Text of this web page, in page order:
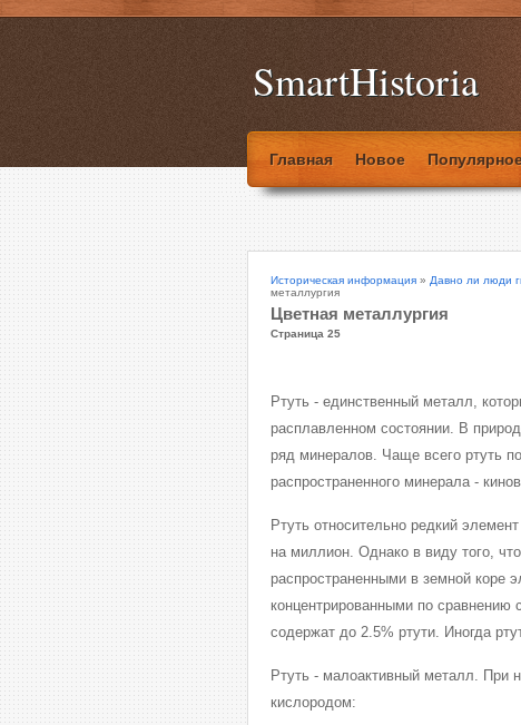
SmartHistoria
Главная Новое
Историческая информация » Давно ли люди
металлургия
Цветная металлургия
Страница 25
Ртуть - единственный металл,
расплавленном состоянии. В
ряд минералов. Чаще всего ртуть
распространенного минерала -
Ртуть относительно редкий
на миллион. Однако в виду того,
распространенными в земной коре
концентрированными по
содержат до 2.5% ртути. Иногда
Ртуть - малоактивный металл. При
кислородом: